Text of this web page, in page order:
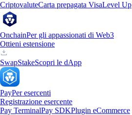
CriptovaluteCarta prepagata VisaLevel Up
OnchainPer gli appassionati di Web3
Ottieni estensione
SwapStakeScopri le dApp
PayPer esercenti
Registrazione esercente
Pay TerminalPay SDKPlugin eCommerce